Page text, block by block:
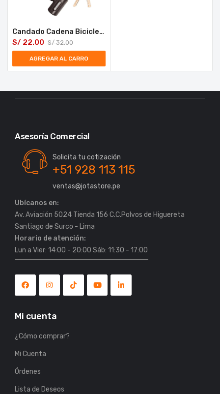
Candado Cadena Bicicleta Moto con Llave Hermex CB-15 15mm
S/32.00
S/ 22.00
AGREGAR AL CARRO
Asesoría Comercial
Solicita tu cotización
+51 928 113 115
ventas@jotastore.pe
Ubícanos en:
Av. Aviación 5024 Tienda 156 C.C.Polvos de Higuereta
Horario de atención:
Lun a Vier: 14:00 - 20:00 Sáb: 11:30 - 17:00
Mi cuenta
¿Cómo comprar?
Mi Cuenta
Órdenes
Lista de Deseos